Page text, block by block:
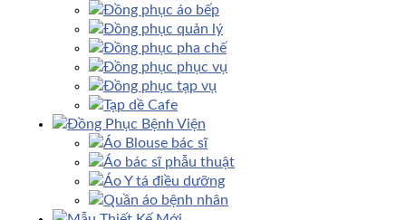
Đồng phục áo bếp
Đồng phục quản lý
Đồng phục pha chế
Đồng phục phục vụ
Đồng phục tạp vụ
Tạp dề Cafe
Đồng Phục Bệnh Viện
Áo Blouse bác sĩ
Áo bác sĩ phẫu thuật
Áo Y tá điều dưỡng
Quần áo bệnh nhân